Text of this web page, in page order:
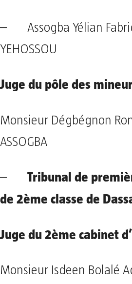
– Assogba Yélian
YEHOSSOU
Juge du pôle des
Monsieur Dégbégnon
ASSOGBA
– Tribunal de
de 2ème classe de
Juge du 2ème cabinet
Monsieur Isdeen Bolalé